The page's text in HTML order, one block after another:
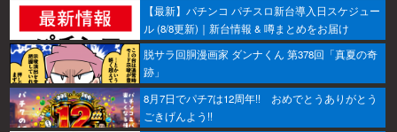
【最新】パチンコ パチスロ新台導入日スケジュー
ル (8/8更新)｜新台情報 & 噂まとめをお届け
脱サラ回胴漫画家 ダンナくん 第378回「真夏の奇
跡」
8月7日でパチ7は12周年!! おめでとうありがとう
ごきげんよう!!